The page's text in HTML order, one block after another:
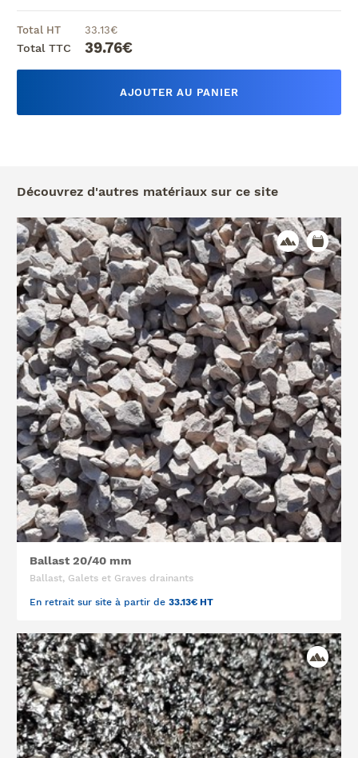
Total HT 33.13€
Total TTC 39.76€
AJOUTER AU PANIER
Découvrez d'autres matériaux sur ce site
Ballast 20/40 mm
Ballast, Galets et Graves drainants
En retrait sur site à partir de 33.13€ HT